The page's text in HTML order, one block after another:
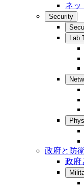
ネッ
Security
Lab
政府と防
政府